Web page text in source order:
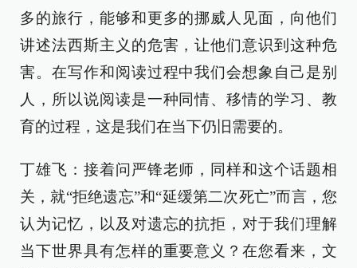
多的旅行，能够和更多的挪威人见面，向他们
讲述法西斯主义的危害，让他们意识到这种危
害。在写作和阅读过程中我们会想象自己是别
人，所以说阅读是一种同情、移情的学习、教
育的过程，这是我们在当下仍旧需要的。
丁雄飞：接着问严锋老师，同样和这个话题相
关，就“拒绝遗忘”和“延缓第二次死亡”而言，您
认为记忆，以及对遗忘的抗拒，对于我们理解
当下世界具有怎样的重要意义？在您看来，文